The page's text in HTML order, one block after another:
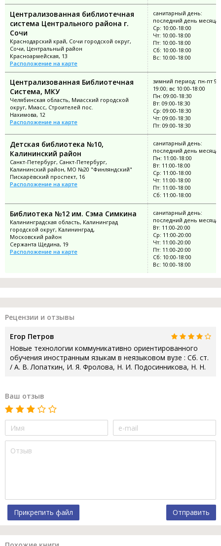
Централизованная библиотечная
система Центрального района г.
Сочи
Краснодарский край, Сочи городской округ,
Сочи, Центральный район
Красноармейская, 13
Расположение на карте
санитарный день:
последний день месяца
Ср: 10:00-18:00
Чт: 10:00-18:00
Пт: 10:00-18:00
Сб: 10:00-18:00
Вс: 10:00-18:00
Централизованная Библиотечная
Система, МКУ
Челябинская область, Миасский городской
округ, Миасс, Строителей пос.
Нахимова, 12
Расположение на карте
зимний период: пн-пт
19:00; вс 10:00-18:00
Пн: 09:00-18:30
Вт: 09:00-18:30
Ср: 09:00-18:30
Чт: 09:00-18:30
Пт: 09:00-18:30
Детская библиотека №10,
Калининский район
Санкт-Петербург, Санкт-Петербург,
Калининский район, МО №20 "Финляндский"
Пискарёвский проспект, 16
Расположение на карте
санитарный день:
последний день месяца
Пн: 11:00-18:00
Вт: 11:00-18:00
Ср: 11:00-18:00
Чт: 11:00-18:00
Пт: 11:00-18:00
Сб: 11:00-18:00
Библиотека №12 им. Сэма Симкина
Калининградская область, Калининград
городской округ, Калининград,
Московский район
Сержанта Щедина, 19
Расположение на карте
санитарный день:
последний день месяца
Вт: 11:00-20:00
Ср: 11:00-20:00
Чт: 11:00-20:00
Пт: 11:00-20:00
Сб: 10:00-18:00
Вс: 10:00-18:00
Рецензии и отзывы
Егор Петров
Новые технологии коммуникативно ориентированного
обучения иностранным языкам в неязыковом вузе : Сб. ст.
/ А. В. Лопаткин, И. Я. Фролова, Н. И. Подосинникова, Н. Н.
Ваш отзыв
Прикрепить файл Отправить